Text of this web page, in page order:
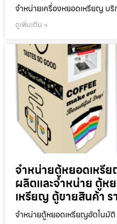
จำหน่ายเครื่องหยอดเหรียญ บ
ดูเพิ่มเติม »
จำหน่ายตู้หยอดเหรี
ผลิตและจำหน่าย ตู้ห
เหรียญ ตู้ขายสินค้า ร
จำหน่ายตู้หยอดเหรียญ​อัตโนมั